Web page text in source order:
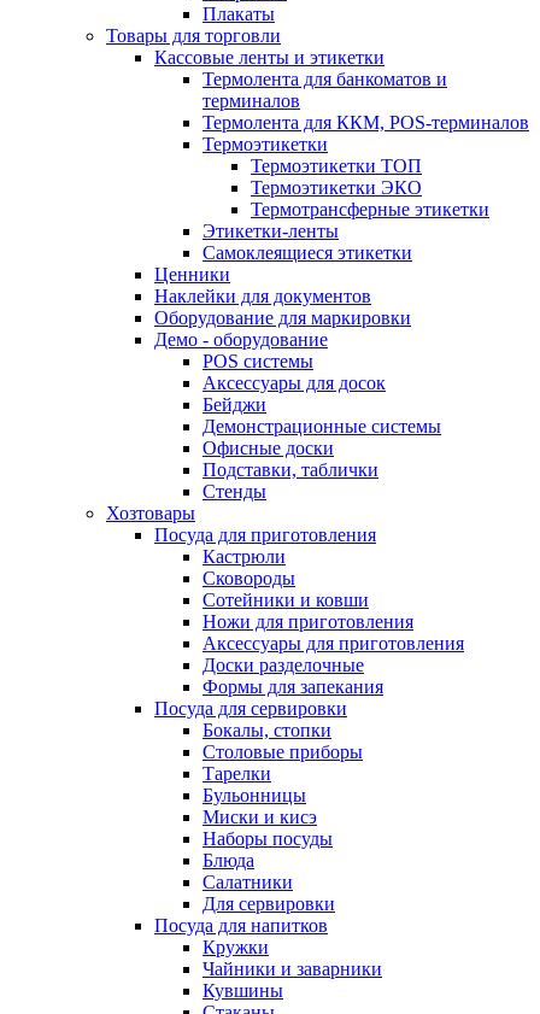
Плакаты
Товары для торговли
Кассовые ленты и этикетки
Термолента для банкоматов и
терминалов
Термолента для ККМ, POS-терминалов
Термоэтикетки
Термоэтикетки ТОП
Термоэтикетки ЭКО
Термотрансферные этикетки
Этикетки-ленты
Самоклеящиеся этикетки
Ценники
Наклейки для документов
Оборудование для маркировки
Демо - оборудование
POS системы
Аксессуары для досок
Бейджи
Демонстрационные системы
Офисные доски
Подставки, таблички
Стенды
Хозтовары
Посуда для приготовления
Кастрюли
Сковороды
Сотейники и ковши
Ножи для приготовления
Аксессуары для приготовления
Доски разделочные
Формы для запекания
Посуда для сервировки
Бокалы, стопки
Столовые приборы
Тарелки
Бульонницы
Миски и кисэ
Наборы посуды
Блюда
Салатники
Для сервировки
Посуда для напитков
Кружки
Чайники и заварники
Кувшины